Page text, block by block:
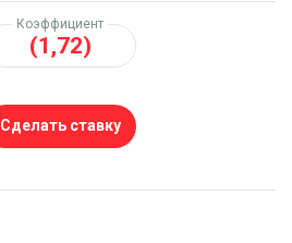
Коэффициент
(1,72)
Сделать ставку